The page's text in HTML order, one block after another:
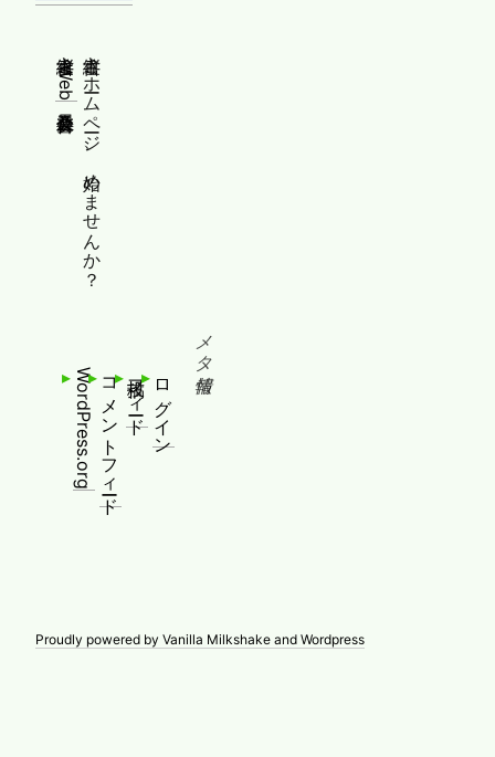
縦書きホームページ、始めませんか？
縦書きWeb普及委員会
メタ情報
ログイン
投稿フィード
コメントフィード
WordPress.org
Proudly powered by Vanilla Milkshake and Wordpress